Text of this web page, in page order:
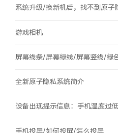
系统升级/换新机后，找不到原子
游戏相机
全新原子隐私系统简介
设备出现提示信息：手机温度过
手机投屏/如何投屏/怎么投屏